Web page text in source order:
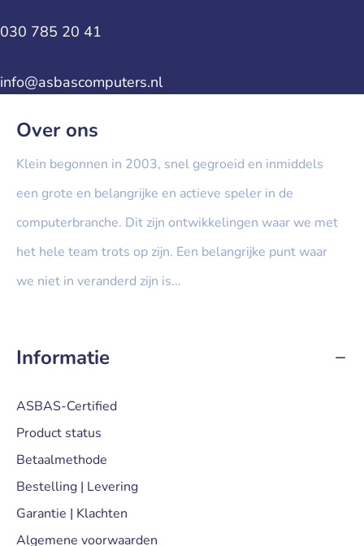
030 785 20 41
info@asbascomputers.nl
Over ons
Klein begonnen in 2003, snel gegroeid en inmiddels
een grote en belangrijke en actieve speler in de
computerbranche. Dit zijn ontwikkelingen waar we met
het hele team trots op zijn. Een belangrijke punt waar
we niet in veranderd zijn is...
Informatie
ASBAS-Certified
Product status
Betaalmethode
Bestelling | Levering
Garantie | Klachten
Algemene voorwaarden